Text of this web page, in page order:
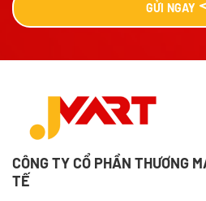
GỬI NGAY
CÔNG TY CỔ PHẦN THƯƠNG
TẾ